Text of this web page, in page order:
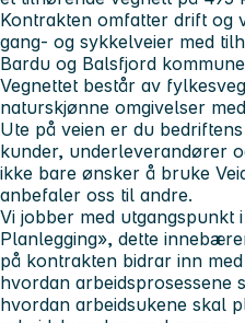
Kontrakten omfatter drift og
gang- og sykkelveier med
Bardu og Balsfjord
Vegnettet består av
naturskjønne omgivelser
Ute på veien er du
kunder, underleverandører
ikke bare ønsker å bruke
anbefaler oss til andre.
Vi jobber med utgangspunkt
Planlegging», dette
på kontrakten bidrar inn
hvordan arbeidsprosessene
hvordan arbeidsukene skal